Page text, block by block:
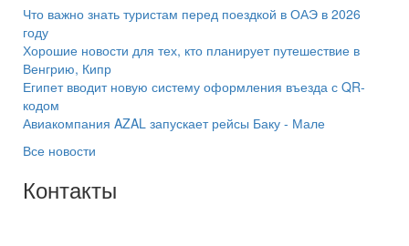
Что важно знать туристам перед поездкой в ОАЭ в 2026
году
Хорошие новости для тех, кто планирует путешествие в
Венгрию, Кипр
Египет вводит новую систему оформления въезда с QR-
кодом
Авиакомпания AZAL запускает рейсы Баку - Мале
Все новости
Контакты